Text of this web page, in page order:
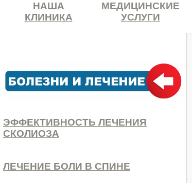
НАША
КЛИНИКА
МЕДИЦИНСКИЕ
УСЛУГИ
ЭФФЕКТИВНОСТЬ ЛЕЧЕНИЯ
СКОЛИОЗА
ЛЕЧЕНИЕ БОЛИ В СПИНЕ